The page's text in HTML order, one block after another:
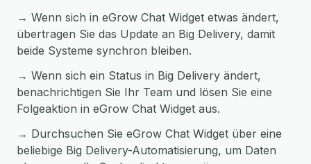
→ Wenn sich in eGrow Chat Widget etwas ändert,
übertragen Sie das Update an Big Delivery, damit
beide Systeme synchron bleiben.
→ Wenn sich ein Status in Big Delivery ändert,
benachrichtigen Sie Ihr Team und lösen Sie eine
Folgeaktion in eGrow Chat Widget aus.
→ Durchsuchen Sie eGrow Chat Widget über eine
beliebige Big Delivery-Automatisierung, um Daten